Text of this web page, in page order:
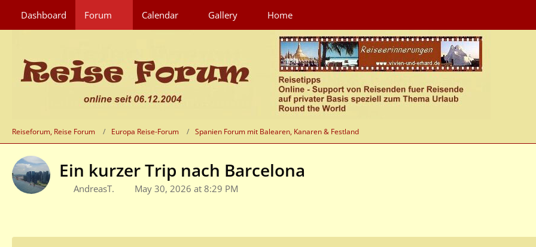
Dashboard Forum Calendar Gallery Home
Reiseforum, Reise Forum Europa Reise-Forum Spanien Forum mit Balearen, Kanaren & Festland
Ein kurzer Trip nach Barcelona
AndreasT. May 30, 2026 at 8:29 PM